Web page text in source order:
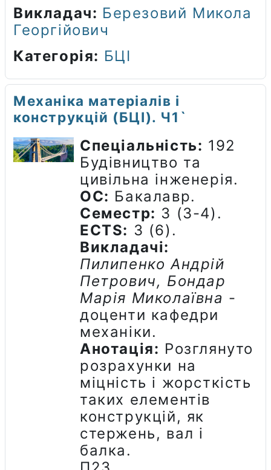
Викладач: Березовий Микола
Георгійович
Категорія: БЦІ
Механіка матеріалів і
конструкцій (БЦІ). Ч1`
Спеціальність: 192
Будівництво та
цивільна інженерія.
ОС: Бакалавр.
Семестр: 3 (3-4).
ECTS: 3 (6).
Викладачі:
Пилипенко Андрій
Петрович, Бондар
Марія Миколаївна -
доценти кафедри
механіки.
Анотація: Розглянуто
розрахунки на
міцність і жорсткість
таких елементів
конструкцій, як
стержень, вал і
балка.